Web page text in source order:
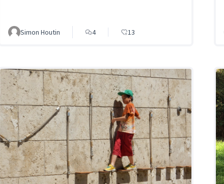
Simon Houtin 4 13